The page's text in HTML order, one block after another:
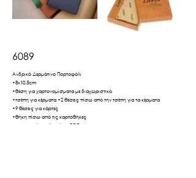
6089
Ανδρικό Δερμάτινο Πορτοφόλι
•8x10,5cm
•θέση για χαρτονομίσματα με διαχωριστικό
•τσέπη για κέρματα •2 θέσεις πίσω από την τσέπη για τα κέρματα
•9 θέσεις για κάρτες
•θήκη πίσω από τις καρτοθήκες
•προστασία από ακτίνες RFID